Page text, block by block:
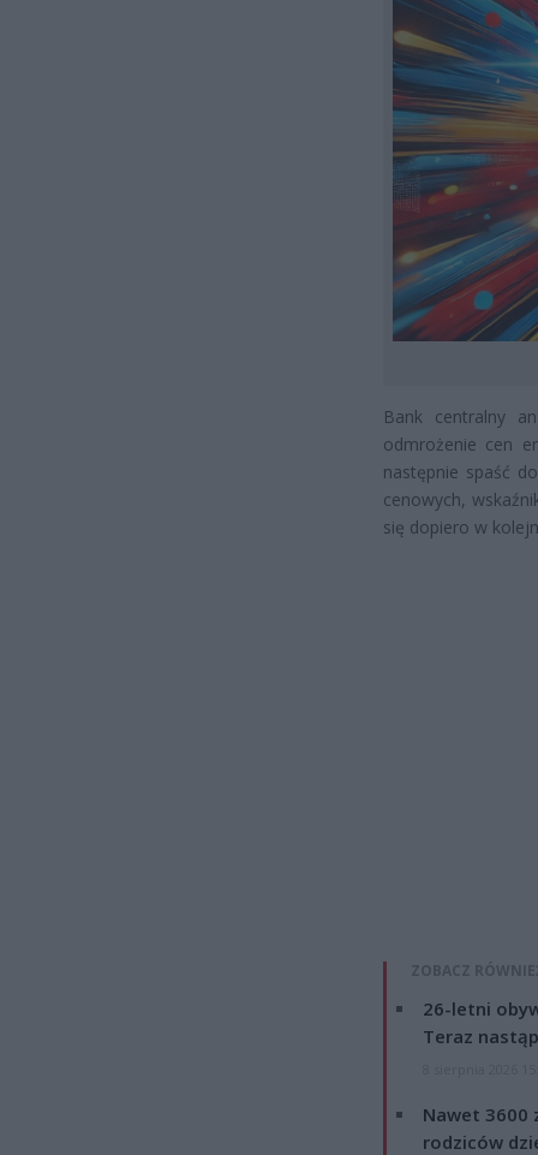
Bank centralny
odmrożenie cen
następnie spaść
cenowych,
się dopiero w
ZOBACZ
26-letni
Teraz
Nawet 3600
rodziców